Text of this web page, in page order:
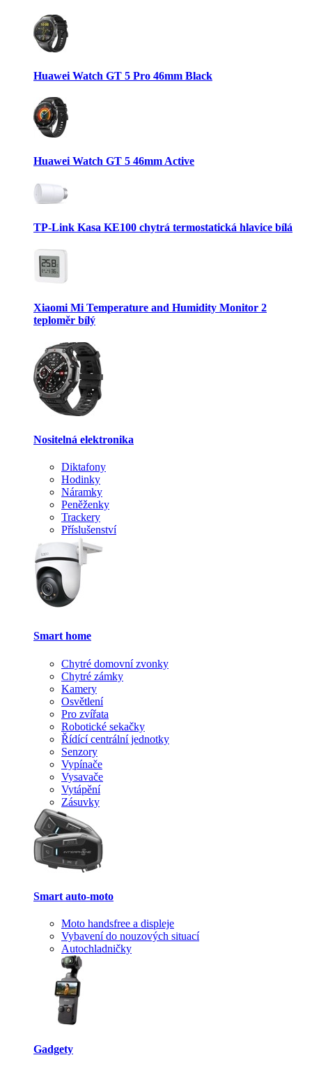
Huawei Watch GT 5 Pro 46mm Black
Huawei Watch GT 5 46mm Active
TP-Link Kasa KE100 chytrá termostatická hlavice bílá
Xiaomi Mi Temperature and Humidity Monitor 2
teploměr bílý
Nositelná elektronika
Diktafony
Hodinky
Náramky
Peněženky
Trackery
Příslušenství
Smart home
Chytré domovní zvonky
Chytré zámky
Kamery
Osvětlení
Pro zvířata
Robotické sekačky
Řídící centrální jednotky
Senzory
Vypínače
Vysavače
Vytápění
Zásuvky
Smart auto-moto
Moto handsfree a displeje
Vybavení do nouzových situací
Autochladničky
Gadgety